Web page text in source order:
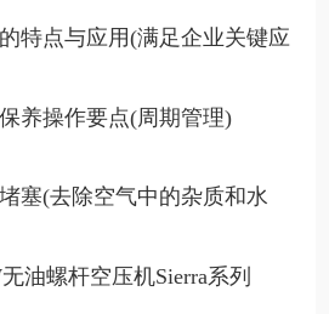
特点与应用(满足企业关键应
养操作要点(周期管理)
塞(去除空气中的杂质和水
油螺杆空压机Sierra系列